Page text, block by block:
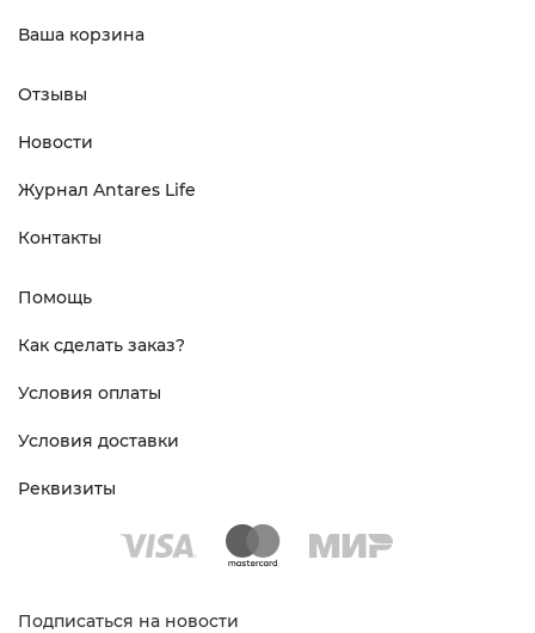
Ваша корзина
Отзывы
Новости
Журнал Antares Life
Контакты
Помощь
Как сделать заказ?
Условия оплаты
Условия доставки
Реквизиты
Подписаться на новости